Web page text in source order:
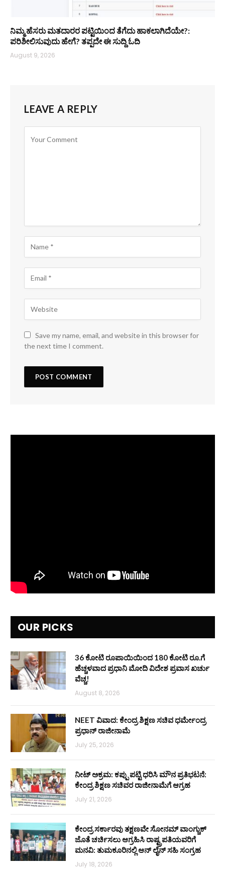
ನಿಮ್ಮ ಹೆಸರು ಮತದಾರರ ಪಟ್ಟಿಯಿಂದ ತೆಗೆದು ಹಾಕಲಾಗಿದೆಯೇ?:
ಪರಿಶೀಲಿಸುವುದು ಹೇಗೆ? ತಪ್ಪದೇ ಈ ಸುದ್ದಿ ಓದಿ
August 9, 2026
LEAVE A REPLY
Save my name, email, and website in this browser for
the next time I comment.
OUR PICKS
36 ಕೋಟಿ ರೂಪಾಯಿಯಿಂದ 180 ಕೋಟಿ ರೂ.ಗೆ
ಹೆಚ್ಚಳವಾದ ಪ್ರಧಾನಿ ಮೋದಿ ವಿದೇಶ ಪ್ರವಾಸ ಖರ್ಚು
ವೆಚ್ಚ!
August 8, 2026
NEET ವಿವಾದ: ಕೇಂದ್ರ ಶಿಕ್ಷಣ ಸಚಿವ ಧರ್ಮೇಂದ್ರ
ಪ್ರಧಾನ್ ರಾಜೀನಾಮೆ
July 25, 2026
ನೀಟ್ ಅಕ್ರಮ: ಕಪ್ಪು ಪಟ್ಟಿ ಧರಿಸಿ ಮೌನ ಪ್ರತಿಭಟನೆ:
ಕೇಂದ್ರ ಶಿಕ್ಷಣ ಸಚಿವರ ರಾಜೀನಾಮೆಗೆ ಆಗ್ರಹ
July 21, 2026
ಕೇಂದ್ರ ಸರ್ಕಾರವು ತಕ್ಷಣವೇ ಸೋನಮ್ ವಾಂಗ್ಚುಕ್
ಜೊತೆ ಚರ್ಚಿಸಲು ಆಗ್ರಹಿಸಿ ರಾಷ್ಟ್ರಪತಿಯವರಿಗೆ
ಮನವಿ: ತುಮಕೂರಿನಲ್ಲಿ ಆನ್‌ ಲೈನ್ ಸಹಿ ಸಂಗ್ರಹ
July 18, 2026